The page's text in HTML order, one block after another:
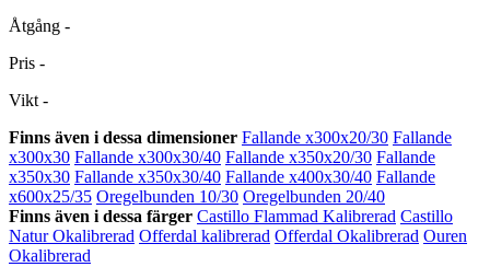
Åtgång -
Pris -
Vikt -
Finns även i dessa dimensioner Fallande x300x20/30 Fallande
x300x30 Fallande x300x30/40 Fallande x350x20/30 Fallande
x350x30 Fallande x350x30/40 Fallande x400x30/40 Fallande
x600x25/35 Oregelbunden 10/30 Oregelbunden 20/40
Finns även i dessa färger Castillo Flammad Kalibrerad Castillo
Natur Okalibrerad Offerdal kalibrerad Offerdal Okalibrerad Ouren
Okalibrerad